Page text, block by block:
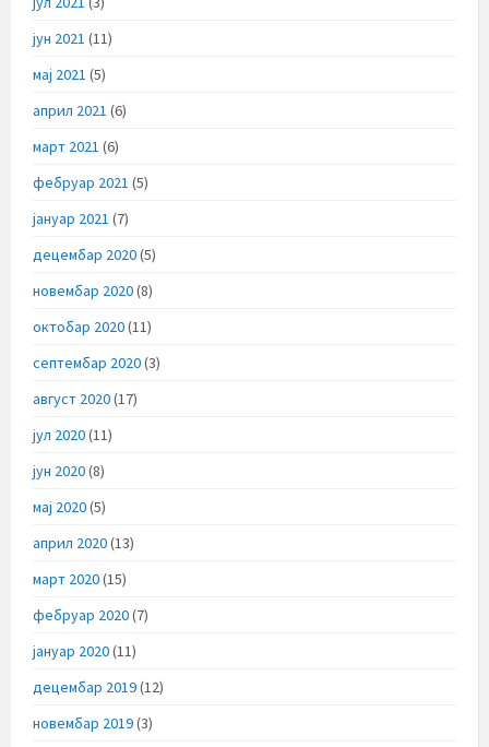
јун 2021 (11)
мај 2021 (5)
април 2021 (6)
март 2021 (6)
фебруар 2021 (5)
јануар 2021 (7)
децембар 2020(5)
новембар 2020(8)
октобар 2020(11)
септембар 2020(3)
август 2020(17)
јул 2020(11)
јун 2020(8)
мај 2020(5)
април 2020(13)
март 2020(15)
фебруар 2020(7)
јануар 2020(11)
децембар 2019(12)
новембар 2019(3)